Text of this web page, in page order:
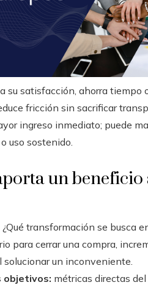
su satisfacción, ahorra tiempo
fricción sin sacrificar
ingreso inmediato; puede
uso sostenido.
un
¿Qué transformación se busca
para cerrar una compra,
un inconveniente.
objetivos: métricas directas